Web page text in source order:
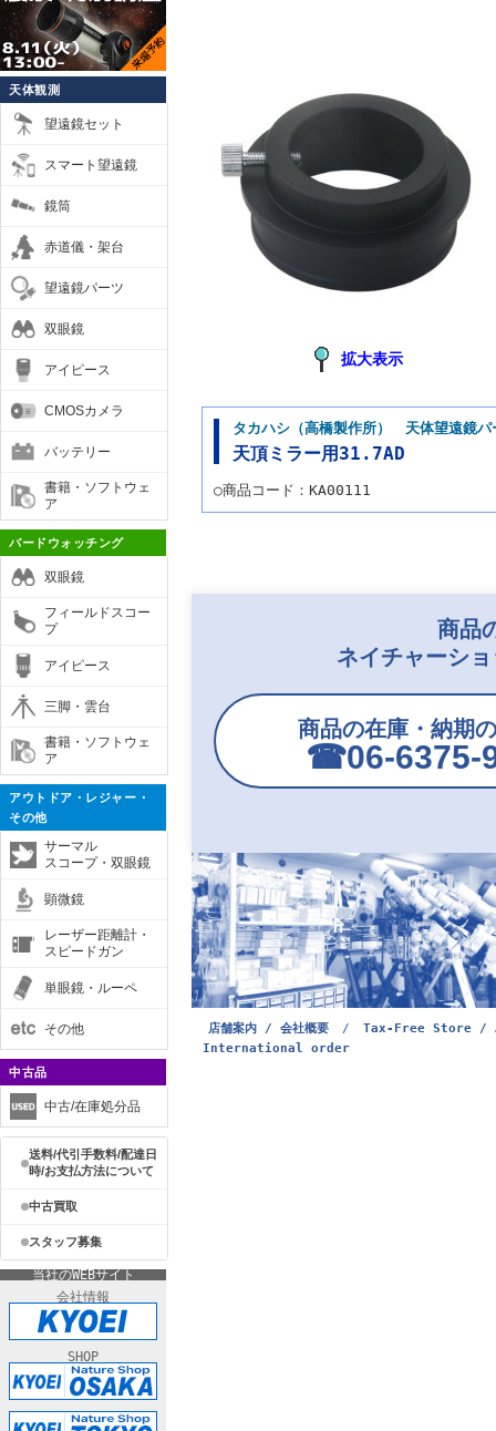
天体観測
望遠鏡セット
スマート望遠鏡
鏡筒
赤道儀・架台
望遠鏡パーツ
双眼鏡
アイピース
CMOSカメラ
バッテリー
書籍・ソフトウェ
ア
バードウォッチング
双眼鏡
フィールドスコー
プ
アイピース
三脚・雲台
書籍・ソフトウェ
ア
アウトドア・レジャー・
その他
サーマル
スコープ・双眼鏡
顕微鏡
レーザー距離計・
スピードガン
単眼鏡・ルーペ
その他
中古品
中古/在庫処分品
送料/代引手数料/配達日
時/お支払方法について
中古買取
スタッフ募集
当社のWEBサイト
会社情報
SHOP
拡大表示
タカハシ（高橋製作所） 天体望遠鏡パ
天頂ミラー用31.7AD
○商品コード：KA00111
商品
ネイチャーシ
商品の在庫・納期
☎︎06-6375-
店舗案内 / 会社概要 /
Tax-Free Store /
International order